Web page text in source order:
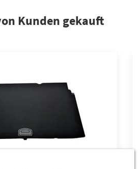
Kunden gekauft